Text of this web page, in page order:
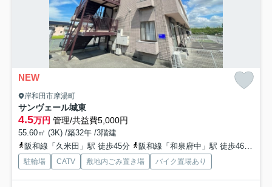
NEW
岸和田市摩湯町
サンヴェール城東
4.5万円 管理/共益費5,000円
55.60㎡ (3K) /築32年 /3階建
阪和線「久米田」駅 徒歩45分
阪和線「和泉府中」駅 徒歩46分
駐輪場 CATV 敷地内ごみ置き場 バイク置場あり